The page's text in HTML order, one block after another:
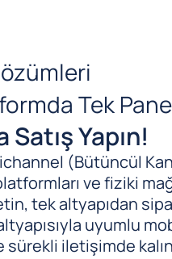
Tek
Satış Yapın!
(Bütüncül
ve fiziki
tek altyapıdan
uyumlu
iletişimde